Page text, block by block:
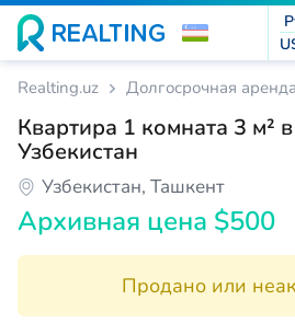
Realting.uz Долгосрочная аренда
Квартира 1 комната 3 м²
Узбекистан
Узбекистан, Ташкент
Архивная цена $500
Продано или